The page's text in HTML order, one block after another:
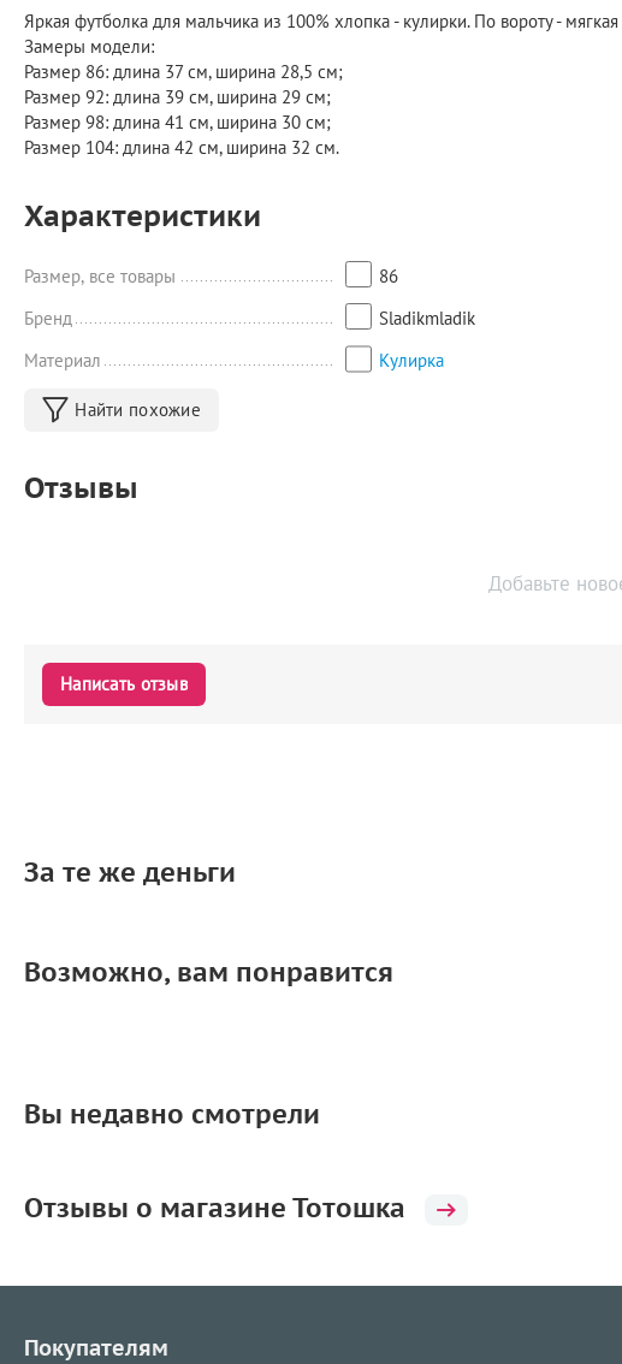
Яркая футболка для мальчика из 100% хлопка - кулирки. По вороту -
Замеры модели:
Размер 86: длина 37 см, ширина 28,5 см;
Размер 92: длина 39 см, ширина 29 см;
Размер 98: длина 41 см, ширина 30 см;
Размер 104: длина 42 см, ширина 32 см.
Характеристики
Размер, все товары
86
Бренд
Sladikmladik
Материал
Кулирка
Найти похожие
Отзывы
Добавьте
Написать отзыв
За те же деньги
Возможно, вам понравится
Вы недавно смотрели
Отзывы о магазине Тотошка
Покупателям